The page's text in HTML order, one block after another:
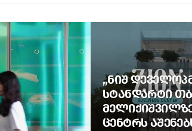
„ᲜᲘᲨ
ᲡᲢᲐᲜᲓᲐᲠᲢᲘ
ᲪᲔᲜᲢᲠᲡ